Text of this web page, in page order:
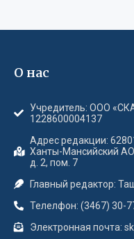
О нас
Учредитель: ООО
1228600004137
Адрес редакции:
Ханты-Мансийский
д. 2, пом. 7
Главный редактор:
Телелфон: (3467) 30-
Электронная почта: